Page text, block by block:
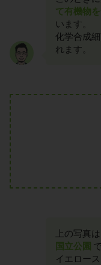
て有機物
います。
化学合成
れます。
上の写真
国立公園
イエロー